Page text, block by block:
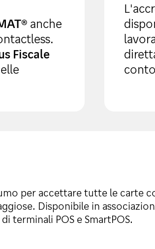
anche
Fiscale
per accettare tutte le carte
Disponibile in
terminali POS e SmartPOS.